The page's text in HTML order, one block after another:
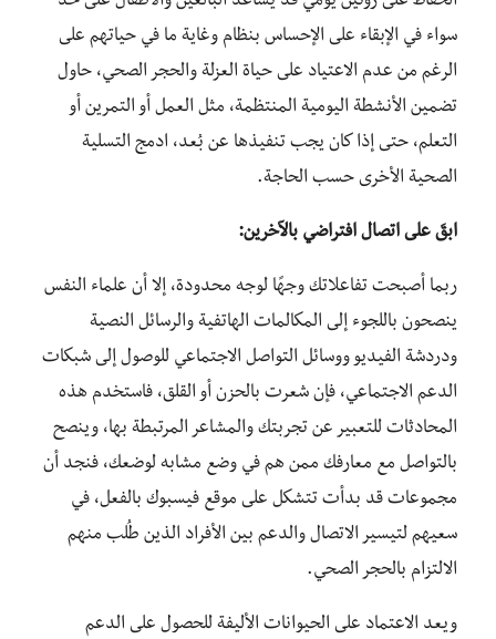
سواء في الإبقاء على الإحساس بنظام وغاية ما في حياتهم على
الرغم من عدم الاعتياد على حياة العزلة والحجر الصحي، حاول
تضمين الأنشطة اليومية المنتظمة، مثل العمل أو التمرين أو
التعلم، حتى إذا كان يجب تنفيذها عن بُعد، ادمج التسلية
الصحية الأخرى حسب الحاجة.
ابقَ على اتصال افتراضي بالآخرين:
ربما أصبحت تفاعلاتك وجهًا لوجه محدودة، إلا أن علماء النفس
ينصحون باللجوء إلى المكالمات الهاتفية والرسائل النصية
ودردشة الفيديو ووسائل التواصل الاجتماعي للوصول إلى شبكات
الدعم الاجتماعي، فإن شعرت بالحزن أو القلق، فاستخدم هذه
المحادثات للتعبير عن تجربتك والمشاعر المرتبطة بها، وينصح
بالتواصل مع معارفك ممن هم في وضع مشابه لوضعك، فنجد أن
مجموعات قد بدأت تتشكل على موقع فيسبوك بالفعل، في
سعيهم لتيسير الاتصال والدعم بين الأفراد الذين طُلب منهم
الالتزام بالحجر الصحي.
ويعد الاعتماد على الحيوانات الأليفة للحصول على الدعم